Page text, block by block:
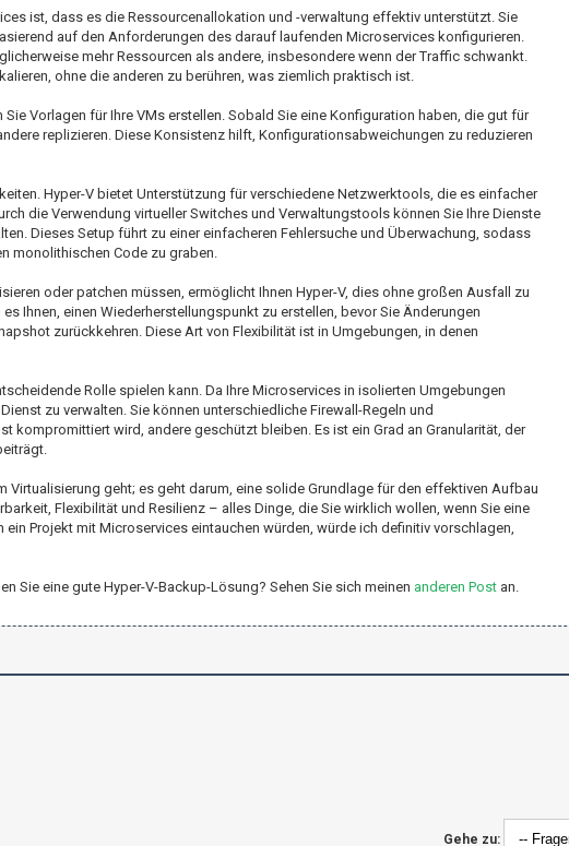
ist, dass es die Ressourcenallokation und -verwaltung effektiv unterstützt. Sie
auf den Anforderungen des darauf laufenden Microservices konfigurieren.
mehr Ressourcen als andere, insbesondere wenn der Traffic schwankt.
ohne die anderen zu berühren, was ziemlich praktisch ist.
Vorlagen für Ihre VMs erstellen. Sobald Sie eine Konfiguration haben, die gut für
replizieren. Diese Konsistenz hilft, Konfigurationsabweichungen zu reduzieren
Hyper-V bietet Unterstützung für verschiedene Netzwerktools, die es einfacher
die Verwendung virtueller Switches und Verwaltungstools können Sie Ihre Dienste
Dieses Setup führt zu einer einfacheren Fehlersuche und Überwachung, sodass
monolithischen Code zu graben.
oder patchen müssen, ermöglicht Ihnen Hyper-V, dies ohne großen Ausfall zu
Ihnen, einen Wiederherstellungspunkt zu erstellen, bevor Sie Änderungen
zurückkehren. Diese Art von Flexibilität ist in Umgebungen, in denen
Rolle spielen kann. Da Ihre Microservices in isolierten Umgebungen
zu verwalten. Sie können unterschiedliche Firewall-Regeln und
kompromittiert wird, andere geschützt bleiben. Es ist ein Grad an Granularität, der
geht; es geht darum, eine solide Grundlage für den effektiven Aufbau
Flexibilität und Resilienz – alles Dinge, die Sie wirklich wollen, wenn Sie eine
Projekt mit Microservices eintauchen würden, würde ich definitiv vorschlagen,
Sie eine gute Hyper-V-Backup-Lösung? Sehen Sie sich meinen anderen Postan.
Gehe zu: